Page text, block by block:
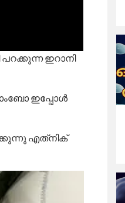
ഇറാനി
ഇപ്പോള്‍
എത്‌നിക്